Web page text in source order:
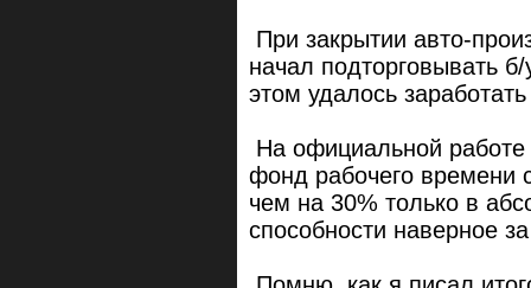
При закрытии авто-
начал подторговывать
этом удалось
На официальной
фонд рабочего времени
чем на 30% только в
способности наверное